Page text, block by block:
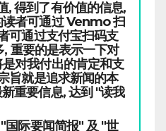
, 得到了有价值的信息,
者可通过 Venmo 扫
可通过支付宝扫码支
, 重要的是表示一下对
对我付出的肯定和支
旨就是追求新闻的本
重要信息, 达到 "读我
国际要闻简报" 及 "世